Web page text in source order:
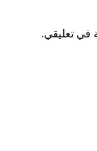
في تعليقي.